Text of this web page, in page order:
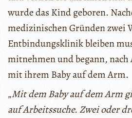
wurde das Kind geboren.
medizinischen Gründen zwei
Entbindungsklinik bleiben
mitnehmen und begann, nach
mit ihrem Baby auf dem Arm.
„Mit dem Baby auf dem Arm
auf Arbeitssuche. Zwei oder